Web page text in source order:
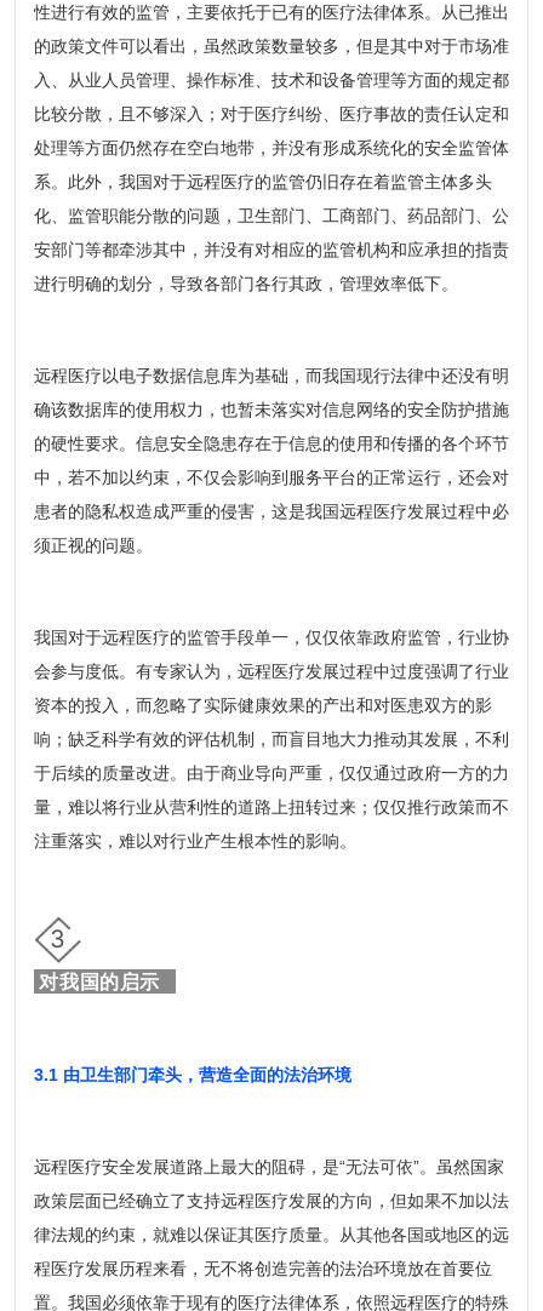
性进行有效的监管，主要依托于已有的医疗法律体系。从已推出
的政策文件可以看出，虽然政策数量较多，但是其中对于市场准
入、从业人员管理、操作标准、技术和设备管理等方面的规定都
比较分散，且不够深入；对于医疗纠纷、医疗事故的责任认定和
处理等方面仍然存在空白地带，并没有形成系统化的安全监管体
系。此外，我国对于远程医疗的监管仍旧存在着监管主体多头
化、监管职能分散的问题，卫生部门、工商部门、药品部门、公
安部门等都牵涉其中，并没有对相应的监管机构和应承担的指责
进行明确的划分，导致各部门各行其政，管理效率低下。
远程医疗以电子数据信息库为基础，而我国现行法律中还没有明
确该数据库的使用权力，也暂未落实对信息网络的安全防护措施
的硬性要求。信息安全隐患存在于信息的使用和传播的各个环节
中，若不加以约束，不仅会影响到服务平台的正常运行，还会对
患者的隐私权造成严重的侵害，这是我国远程医疗发展过程中必
须正视的问题。
我国对于远程医疗的监管手段单一，仅仅依靠政府监管，行业协
会参与度低。有专家认为，远程医疗发展过程中过度强调了行业
资本的投入，而忽略了实际健康效果的产出和对医患双方的影
响；缺乏科学有效的评估机制，而盲目地大力推动其发展，不利
于后续的质量改进。由于商业导向严重，仅仅通过政府一方的力
量，难以将行业从营利性的道路上扭转过来；仅仅推行政策而不
注重落实，难以对行业产生根本性的影响。
3
对我国的启示
3.1 由卫生部门牵头，营造全面的法治环境
远程医疗安全发展道路上最大的阻碍，是“无法可依”。虽然国家
政策层面已经确立了支持远程医疗发展的方向，但如果不加以法
律法规的约束，就难以保证其医疗质量。从其他各国或地区的远
程医疗发展历程来看，无不将创造完善的法治环境放在首要位
置。我国必须依靠于现有的医疗法律体系，依照远程医疗的特殊